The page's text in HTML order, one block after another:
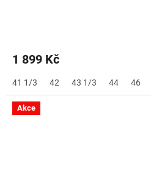
1 899 Kč
41 1/3 42 43 1/3 44 46
Akce